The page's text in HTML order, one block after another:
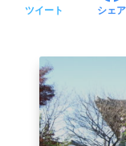
ツイート シェア